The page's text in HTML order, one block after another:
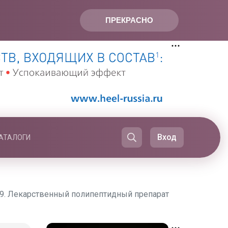
ПРЕКРАСНО
Вход
Лекарственный полипептидный препарат